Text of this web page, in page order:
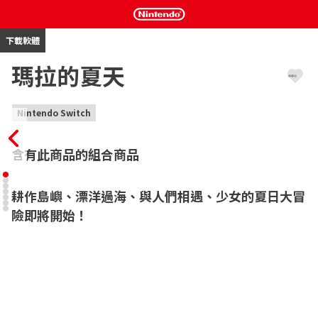
下載軟體
瑪拉的夏天
Nintendo Switch
含有此商品的組合商品
耕作島嶼、漂洋過海、與人們相遇、少女的夏日大冒
險即將開始！